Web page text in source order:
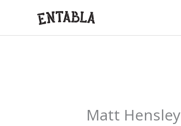
contenido
Matt Hensley